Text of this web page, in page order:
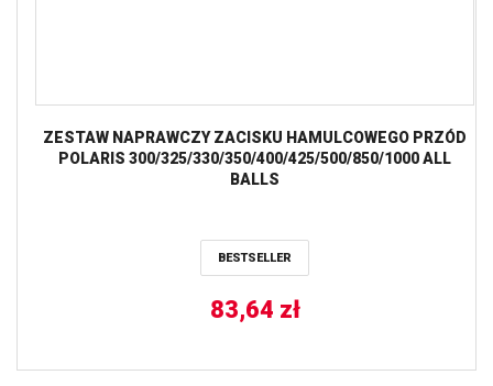
ZESTAW NAPRAWCZY ZACISKU HAMULCOWEGO PRZÓD
POLARIS 300/325/330/350/400/425/500/850/1000 ALL
BALLS
BESTSELLER
83,64 zł